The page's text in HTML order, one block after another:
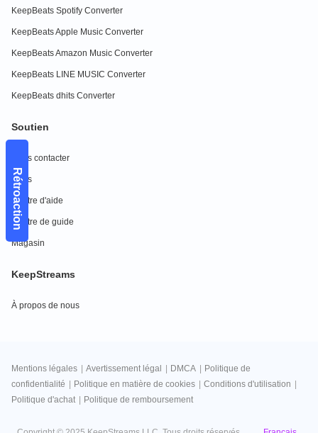
Rétroaction
KeepBeats Spotify Converter
KeepBeats Apple Music Converter
KeepBeats Amazon Music Converter
KeepBeats LINE MUSIC Converter
KeepBeats dhits Converter
Soutien
Nous contacter
FAQs
Centre d'aide
Centre de guide
Magasin
KeepStreams
À propos de nous
Mentions légales Avertissement légal DMCA
Politique de
confidentialité
Politique en matière de cookies Conditions d'utilisation
Politique d'achat
Politique de remboursement